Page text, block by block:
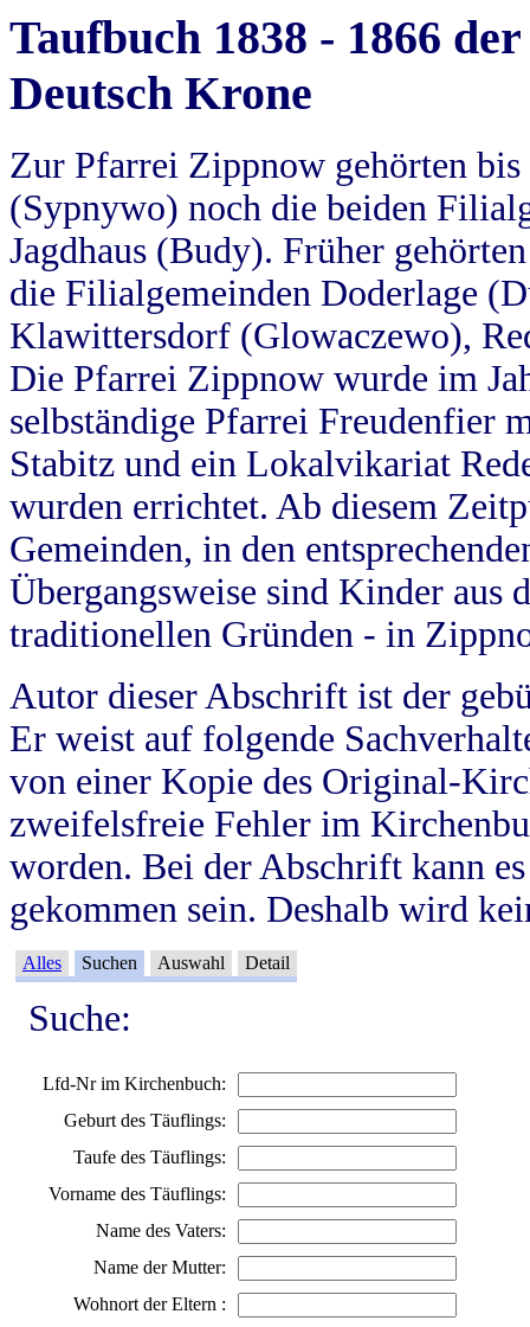
Taufbuch 1838 - 1866
Deutsch Krone
Zur Pfarrei Zippnow gehörten
(Sypnywo) noch die beiden
Jagdhaus (Budy). Früher
die Filialgemeinden Doderlage
Klawittersdorf (Glowaczewo),
Die Pfarrei Zippnow wurde im
selbständige Pfarrei Freudenfier
Stabitz und ein Lokalvikariat
wurden errichtet. Ab diesem
Gemeinden, in den
Übergangsweise sind Kinder aus
traditionellen Gründen - in
Autor dieser Abschrift ist der
Er weist auf folgende
von einer Kopie des Original-
zweifelsfreie Fehler im
worden. Bei der Abschrift kann
gekommen sein. Deshalb wird
Alles Suchen Auswahl Detail
Suche:
Lfd-Nr im Kirchenbuch:
Geburt des Täuflings:
Taufe des Täuflings:
Vorname des Täuflings:
Name des Vaters:
Name der Mutter:
Wohnort der Eltern :